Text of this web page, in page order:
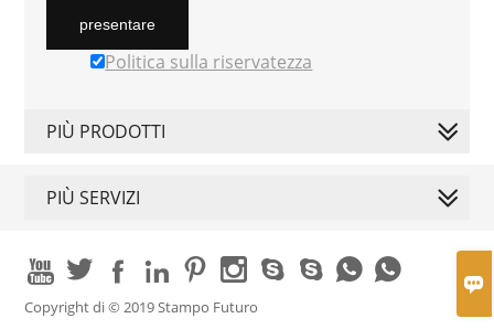

presentare
Politica sulla riservatezza
PIÙ PRODOTTI
PIÙ SERVIZI
         
Copyright di © 2019 Stampo Futuro